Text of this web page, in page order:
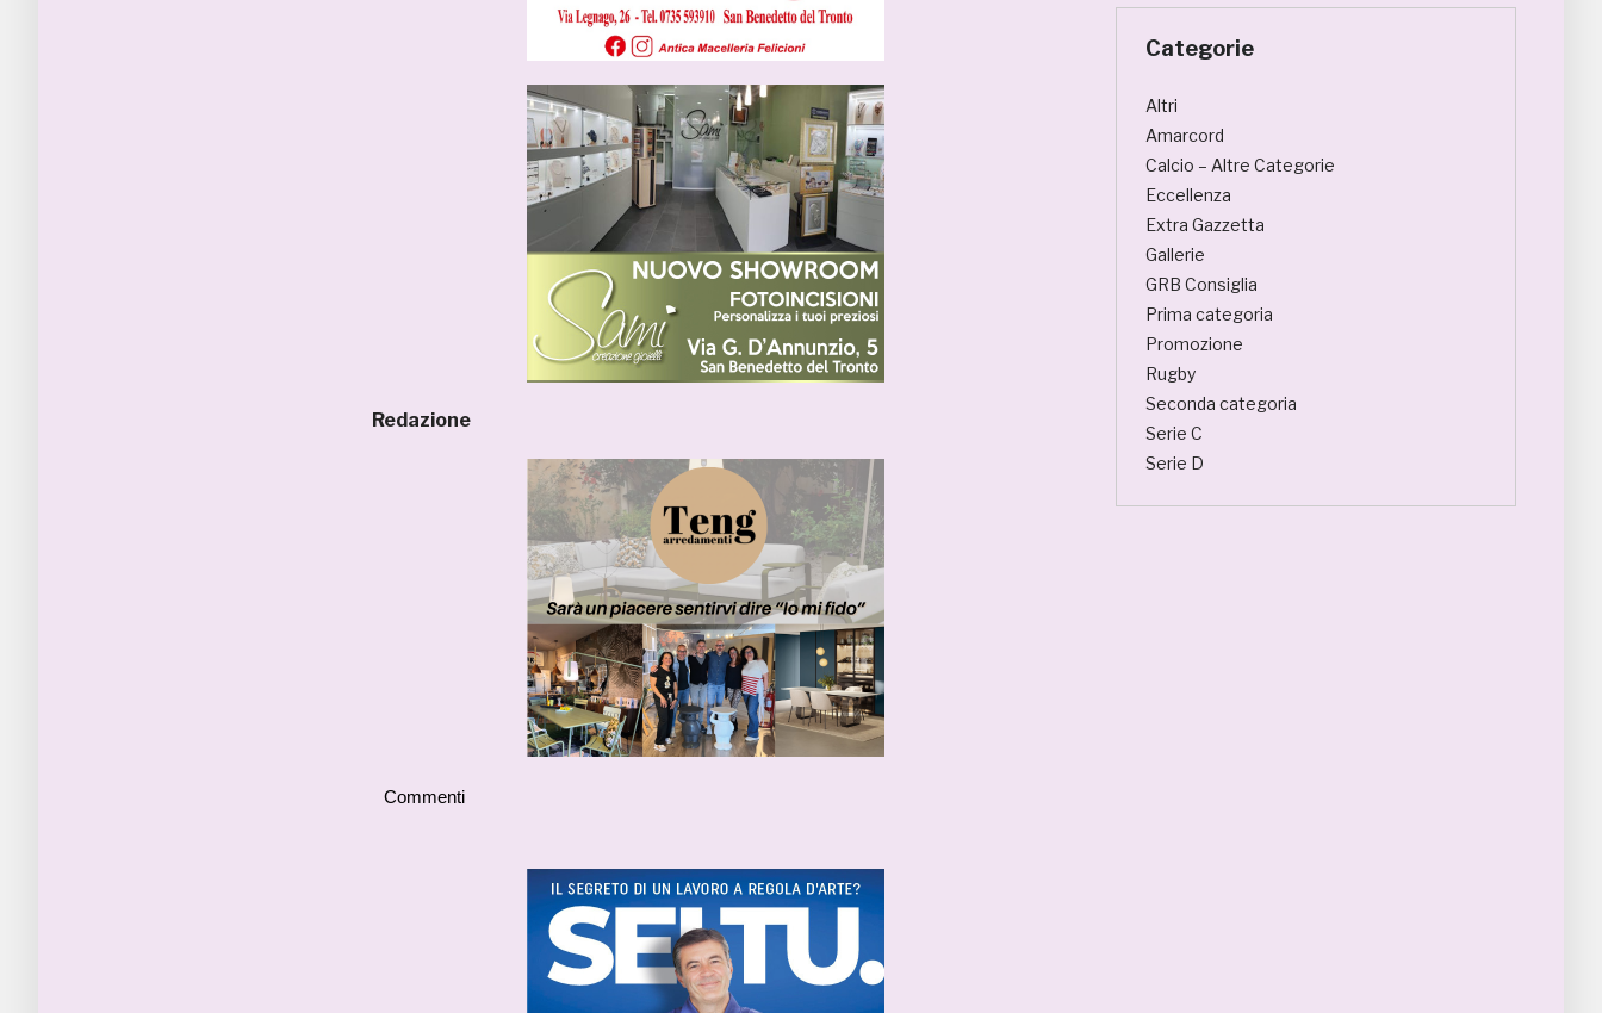
Redazione
Commenti
Categorie
Altri
Amarcord
Calcio – Altre Categorie
Eccellenza
Extra Gazzetta
Gallerie
GRB Consiglia
Prima categoria
Promozione
Rugby
Seconda categoria
Serie C
Serie D